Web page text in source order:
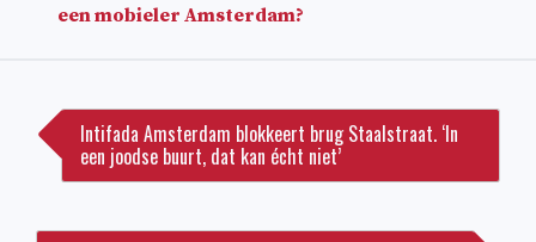
een mobieler Amsterdam?
navigatie
Intifada Amsterdam blokkeert brug Staalstraat. ‘In
een joodse buurt, dat kan écht niet’